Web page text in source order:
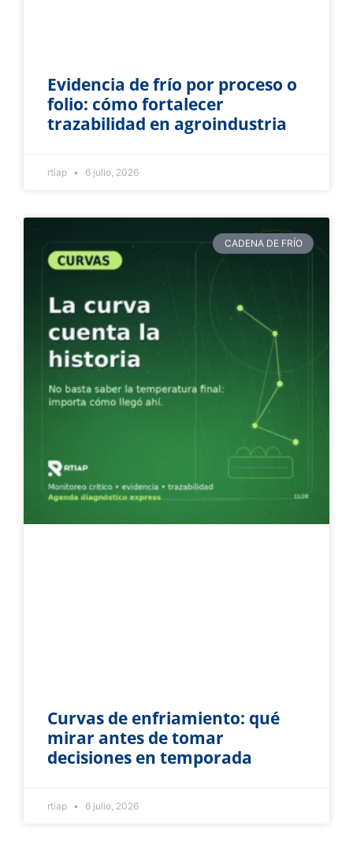
Evidencia de frío por proceso o
folio: cómo fortalecer
trazabilidad en agroindustria
rtiap 6 julio, 2026
CADENA DE FRÍO
Curvas de enfriamiento: qué
mirar antes de tomar
decisiones en temporada
rtiap 6 julio, 2026